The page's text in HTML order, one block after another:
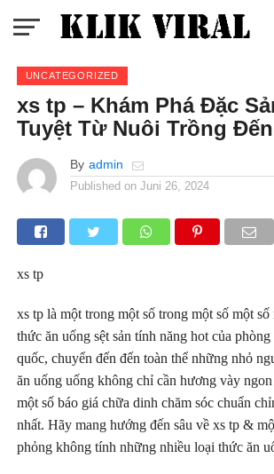
UNCATEGORIZED
xs tp – Khám Phá Đặc
Tuyệt Từ Nuôi Trồng
By admin
Published on Juni 26, 2024
xs tp
xs tp là một trong một số trong một số một
thức ăn uống sệt sản tính năng hot của
quốc, chuyển đến đến toàn thể những nhỏ
ăn uống uống không chỉ cần hương vày
một số báo giá chữa dinh chăm sóc chuẩn
nhất. Hãy mang hướng đến sâu về xs tp &
phỏng không tính những nhiều loại thức ăn